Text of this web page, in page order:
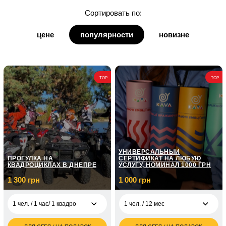
для дедушки
для бабушки
для кума
Сортировать по:
цене популярности новизне
TOP
ПРОГУЛКА НА
КВАДРОЦИКЛАХ В ДНЕПРЕ
1 300 грн
1 чел. / 1 час/ 1 квадро
TOP
УНИВЕРСАЛЬНЫЙ
СЕРТИФИКАТ НА ЛЮБУЮ
УСЛУГУ, НОМИНАЛ 1000 ГРН
1 000 грн
1 чел. / 12 мес